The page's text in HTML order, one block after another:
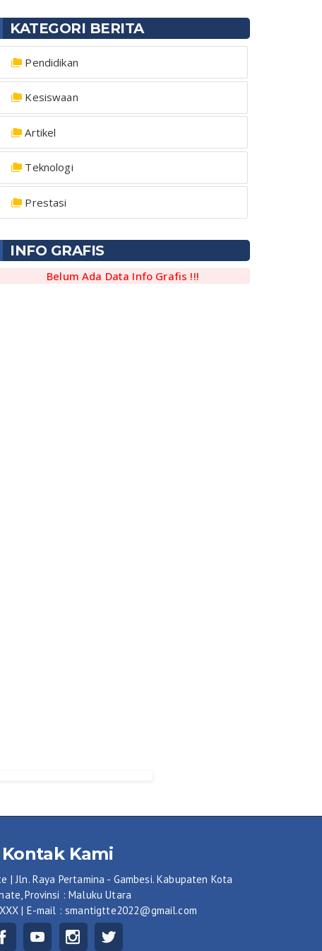
KATEGORI BERITA
Pendidikan
Kesiswaan
Artikel
Teknologi
Prestasi
INFO GRAFIS
Belum Ada Data Info Grafis !!!
Kontak Kami
| Jln. Raya Pertamina - Gambesi. Kabupaten Kota
Provinsi : Maluku Utara
| E-mail : smantigtte2022@gmail.com